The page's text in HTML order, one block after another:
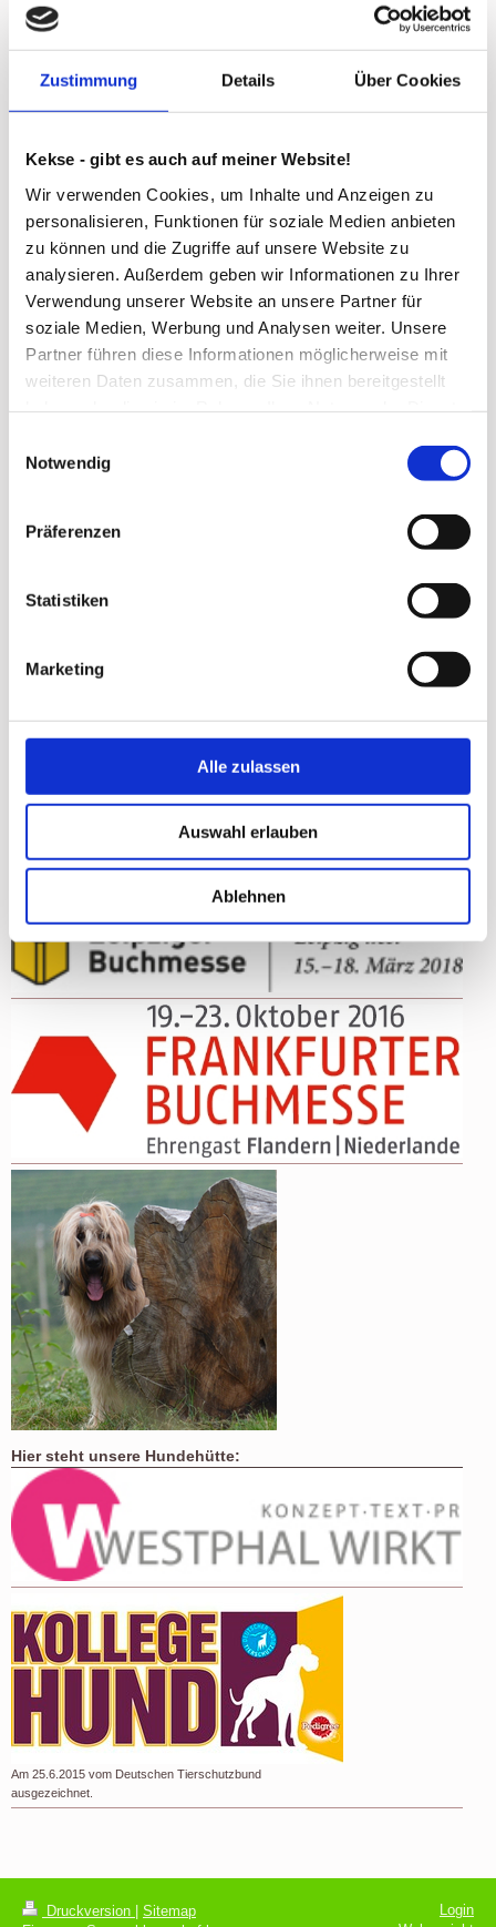
Zustimmung Details Über Cookies
Kekse - gibt es auch auf meiner Website!
Wir verwenden Cookies, um Inhalte und Anzeigen zu
personalisieren, Funktionen für soziale Medien anbieten
zu können und die Zugriffe auf unsere Website zu
analysieren. Außerdem geben wir Informationen zu Ihrer
Verwendung unserer Website an unsere Partner für
soziale Medien, Werbung und Analysen weiter. Unsere
Partner führen diese Informationen möglicherweise mit
weiteren Daten zusammen, die Sie ihnen bereitgestellt
Notwendig
Präferenzen
Statistiken
Marketing
Alle zulassen
Auswahl erlauben
Ablehnen
geschoben zu werden. Wenn dann allerdings der Paketbote
klingelt (und auf den Typen kann Hund sich in der Weihnachtszeit
viiiieeelleicht nicht so weit her. Denn irgendjemand hat dann
Unsinn gemacht. Meinte mein Mensch später, denn die ein oder
Wer das war? Wird nicht verraten!
Und wie das Mehl in meinen Bart kam, weiß ich auch nicht…
Hier steht unsere Hundehütte:
Am 25.6.2015 vom Deutschen Tierschutzbund
ausgezeichnet.
Druckversion | Sitemap
Login